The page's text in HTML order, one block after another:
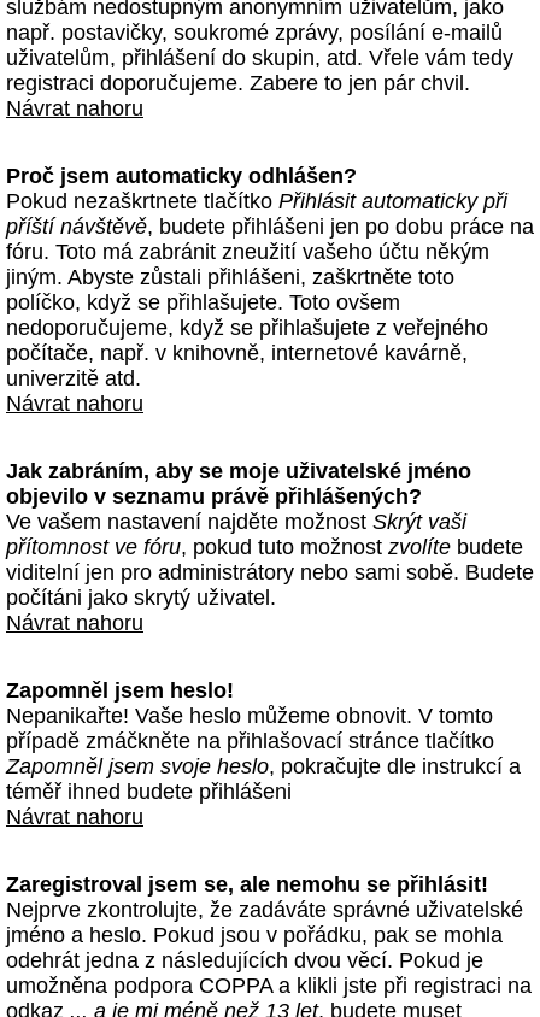
službám nedostupným anonymním uživatelům, jako
např. postavičky, soukromé zprávy, posílání e-mailů
uživatelům, přihlášení do skupin, atd. Vřele vám tedy
registraci doporučujeme. Zabere to jen pár chvil.
Návrat nahoru
Proč jsem automaticky odhlášen?
Pokud nezaškrtnete tlačítko Přihlásit automaticky při
příští návštěvě, budete přihlášeni jen po dobu práce na
fóru. Toto má zabránit zneužití vašeho účtu někým
jiným. Abyste zůstali přihlášeni, zaškrtněte toto
políčko, když se přihlašujete. Toto ovšem
nedoporučujeme, když se přihlašujete z veřejného
počítače, např. v knihovně, internetové kavárně,
univerzitě atd.
Návrat nahoru
Jak zabráním, aby se moje uživatelské jméno
objevilo v seznamu právě přihlášených?
Ve vašem nastavení najděte možnost Skrýt vaši
přítomnost ve fóru, pokud tuto možnost zvolíte budete
viditelní jen pro administrátory nebo sami sobě. Budete
počítáni jako skrytý uživatel.
Návrat nahoru
Zapomněl jsem heslo!
Nepanikařte! Vaše heslo můžeme obnovit. V tomto
případě zmáčkněte na přihlašovací stránce tlačítko
Zapomněl jsem svoje heslo, pokračujte dle instrukcí a
téměř ihned budete přihlášeni
Návrat nahoru
Zaregistroval jsem se, ale nemohu se přihlásit!
Nejprve zkontrolujte, že zadáváte správné uživatelské
jméno a heslo. Pokud jsou v pořádku, pak se mohla
odehrát jedna z následujících dvou věcí. Pokud je
umožněna podpora COPPA a klikli jste při registraci na
odkaz ... a je mi méně než 13 let, budete muset